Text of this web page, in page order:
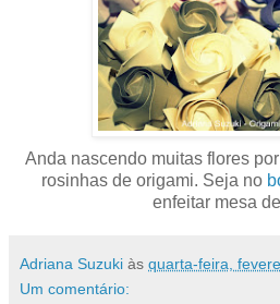
Anda nascendo muitas flores
rosinhas de origami. Seja no
enfeitar mesa
Adriana Suzuki às quarta-feira,
Um comentário: